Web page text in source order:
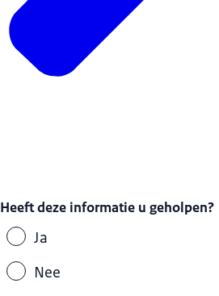
Heeft deze informatie u geholpen?
Ja
Nee